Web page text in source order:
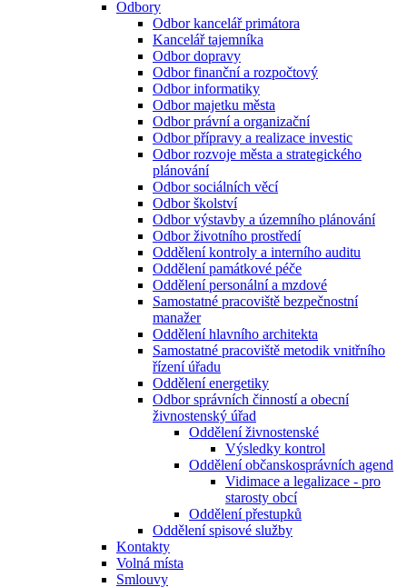
Odbory
Odbor kancelář primátora
Kancelář tajemníka
Odbor dopravy
Odbor finanční a rozpočtový
Odbor informatiky
Odbor majetku města
Odbor právní a organizační
Odbor přípravy a realizace investic
Odbor rozvoje města a strategického
plánování
Odbor sociálních věcí
Odbor školství
Odbor výstavby a územního plánování
Odbor životního prostředí
Oddělení kontroly a interního auditu
Oddělení památkové péče
Oddělení personální a mzdové
Samostatné pracoviště bezpečnostní
manažer
Oddělení hlavního architekta
Samostatné pracoviště metodik vnitřního
řízení úřadu
Oddělení energetiky
Odbor správních činností a obecní
živnostenský úřad
Oddělení živnostenské
Výsledky kontrol
Oddělení občanskosprávních agend
Vidimace a legalizace - pro
starosty obcí
Oddělení přestupků
Oddělení spisové služby
Kontakty
Volná místa
Smlouvy